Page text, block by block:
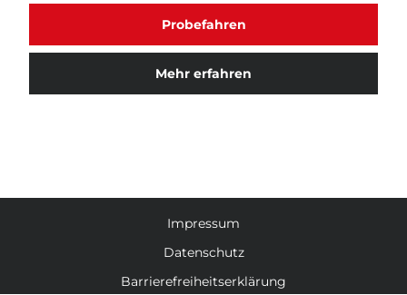
Probefahren
Mehr erfahren
Impressum
Datenschutz
Barrierefreiheitserklärung